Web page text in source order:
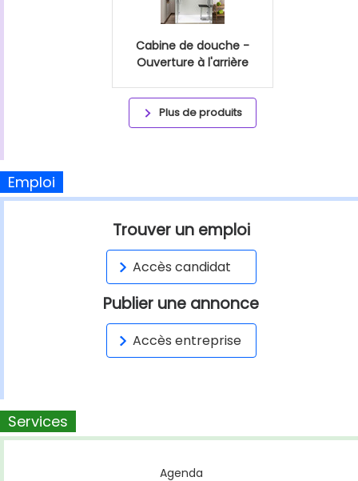
Cabine de douche -
Ouverture à l'arrière
Plus de produits
Emploi
Trouver un emploi
Accès candidat
Publier une annonce
Accès entreprise
Services
Agenda